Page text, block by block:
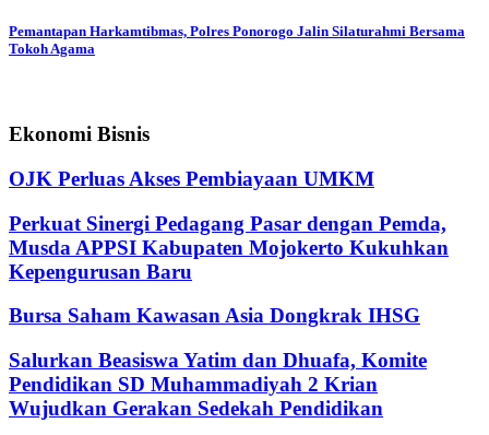
Pemantapan Harkamtibmas, Polres Ponorogo Jalin Silaturahmi Bersama
Tokoh Agama
Ekonomi Bisnis
OJK Perluas Akses Pembiayaan UMKM
Perkuat Sinergi Pedagang Pasar dengan Pemda,
Musda APPSI Kabupaten Mojokerto Kukuhkan
Kepengurusan Baru
Bursa Saham Kawasan Asia Dongkrak IHSG
Salurkan Beasiswa Yatim dan Dhuafa, Komite
Pendidikan SD Muhammadiyah 2 Krian
Wujudkan Gerakan Sedekah Pendidikan